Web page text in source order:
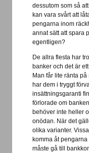
dessutom som så
kan vara svårt att
pengarna inom
annat sätt att spara
egentligen?
De allra flesta har
banker och det är
Man får lite ränta
har dem i tryggt
insättningsgaranti
förlorade om
behöver inte heller
onödan. När det
olika varianter.
komma åt
måste gå till